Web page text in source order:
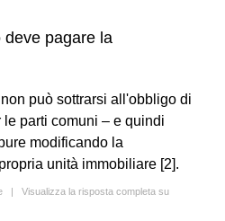
deve pagare la
può sottrarsi all'obbligo di
parti comuni – e quindi
modificando la
unità immobiliare [2].
| Visualizza la risposta completa su